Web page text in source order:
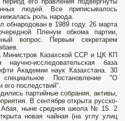
людей. Все приписывалось
роль народа.
обнародован в 1989 году. 26 марта
Пленум обкома партии,
вопрос. Первым секретарем
Министров Казахской ССР и ЦК КП
научно-исследовательская база
Академии наук Казахстана. 30
Постановление "О
его последствий".
партийные собрания, активы,
В сентябре открыта русско-
Абая, ныне средняя школа № 15. 2
новая чайная (на углу улиц